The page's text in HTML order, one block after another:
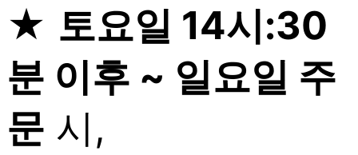
★ 토요일 14시:30
분 이후 ~ 일요일 주
문 시,